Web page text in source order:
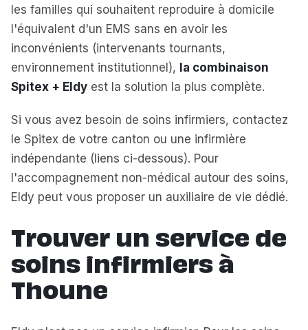
les familles qui souhaitent reproduire à domicile
l'équivalent d'un EMS sans en avoir les
inconvénients (intervenants tournants,
environnement institutionnel), la combinaison
Spitex + Eldy est la solution la plus complète.
Si vous avez besoin de soins infirmiers, contactez
le Spitex de votre canton ou une infirmière
indépendante (liens ci-dessous). Pour
l'accompagnement non-médical autour des soins,
Eldy peut vous proposer un auxiliaire de vie dédié.
Trouver un service de
soins infirmiers à
Thoune